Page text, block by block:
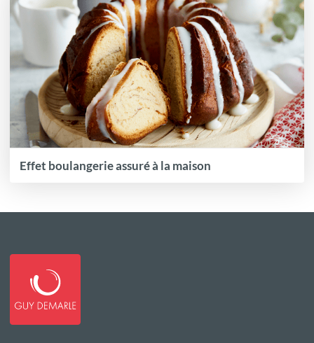
Effet boulangerie assuré à la maison